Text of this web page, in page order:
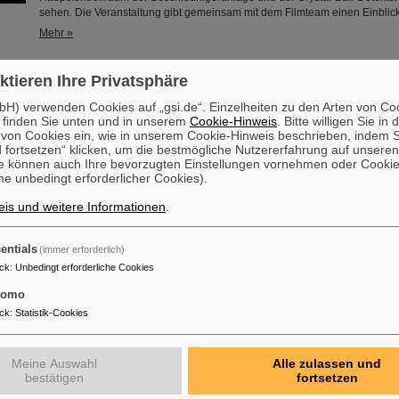
sehen. Die Veranstaltung gibt gemeinsam mit dem Filmteam einen
Mehr »
Messung des exotischen Betazerfalls in Thallium hilft bei
Wie lange hat eigentlich die Bildung unserer Sonne in ihrer stellaren
Eine internationale Kollaboration von Wissenschaftler*innen ist einer
nähergekommen. Ihnen gelang die Messung des gebundenen Beta-
ionisiertem Thallium am Experimentierspeicherring (ESR) von GSI/FAIR.
tiefgreifende Auswirkungen auf die Produktion von radioaktivem Blei in
Mehr »
FAIR untersucht – Forschende messen Kerneigenschaften
Wo endet das Periodensystem der chemischen Elemente und welche
Existenz der schwersten Elemente? Einem internationalen
Einblick in die Struktur von Fermium-Atomkernen (Element 100) mit
Anzahlen an Neutronen zu gewinnen. Mit modernen
sie…
Ihre Privatsphäre
verwenden Cookies auf „gsi.de“. Einzelheiten zu den Arten von
Sie unten und in unserem Cookie-Hinweis . Bitte willigen Sie in
Cookies ein, wie in unserem Cookie-Hinweis beschrieben, indem
fortsetzen“ klicken, um die bestmögliche Nutzererfahrung auf
können auch Ihre bevorzugten Einstellungen vornehmen oder
unbedingt erforderlicher Cookies).
und weitere Informationen
(immer erforderlich)
: Unbedingt erforderliche Cookies
: Statistik-Cookies
Meine Auswahl
bestätigen
Alle zulassen und
fortsetzen